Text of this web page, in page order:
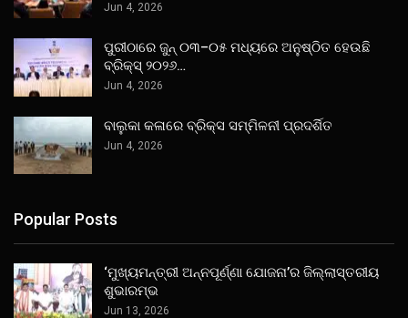
Jun 4, 2026
ପୁରୀଠାରେ ଜୁନ୍ ୦୩–୦୫ ମଧ୍ୟରେ ଅନୁଷ୍ଠିତ ହେଉଛି
ବ୍ରିକ୍ସ୍ ୨୦୨୬…
Jun 4, 2026
ବାଲୁକା କଳାରେ ବ୍ରିକ୍ସ ସମ୍ମିଳନୀ ପ୍ରଦର୍ଶିତ
Jun 4, 2026
Popular Posts
‘ମୁଖ୍ୟମନ୍ତ୍ରୀ ଅନ୍ନପୂର୍ଣ୍ଣା ଯୋଜନା’ର ଜିଲ୍ଲାସ୍ତରୀୟ
ଶୁଭାରମ୍ଭ
Jun 13, 2026